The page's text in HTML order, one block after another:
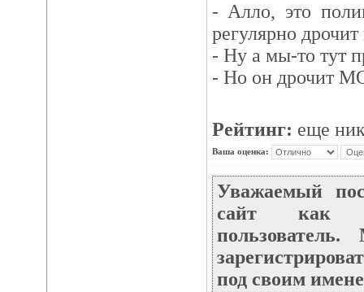
- Алло, это
регулярно
- Ну а мы-то тут
- Но он дрочит
Рейтинг: еще
Ваша оценка:
Уважаемый
сайт как
под своим